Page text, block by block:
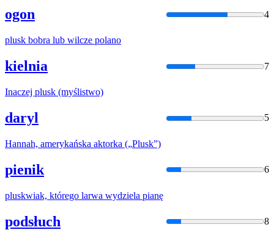
ogon 4
plusk bobra lub wilcze polano
kielnia 7
Inaczej plusk (myślistwo)
daryl 5
Hannah, amerykańska aktorka („Plusk”)
pienik 6
pluskwiak, którego larwa wydziela pianę
podsłuch 8